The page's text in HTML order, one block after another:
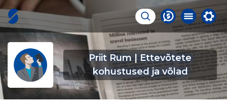
Priit Rum | Ettevõtete
kohustused ja võlad